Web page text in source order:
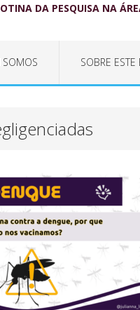
DA PESQUISA NA
SOBRE ESTE